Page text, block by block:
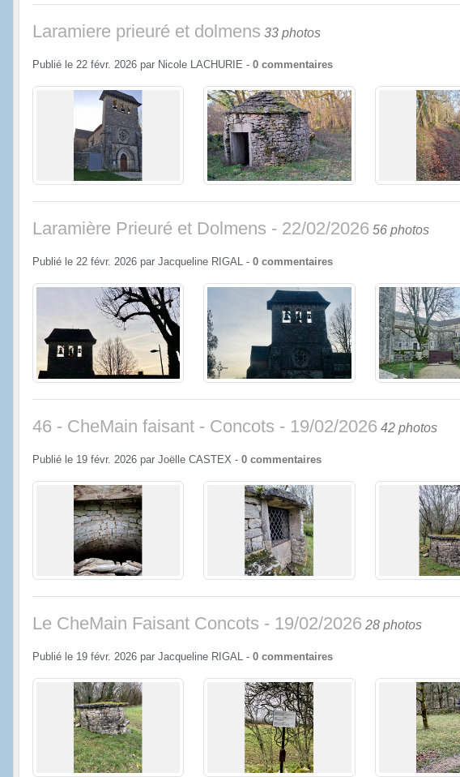
Laramiere prieuré et dolmens 33 photos
Publié le 22 févr. 2026 par Nicole LACHURIE - 0 commentaires
Laramière Prieuré et Dolmens - 22/02/2026 56 photos
Publié le 22 févr. 2026 par Jacqueline RIGAL - 0 commentaires
46 - CheMain faisant - Concots - 19/02/2026 42 photos
Publié le 19 févr. 2026 par Joëlle CASTEX - 0 commentaires
Le CheMain Faisant Concots - 19/02/2026 28 photos
Publié le 19 févr. 2026 par Jacqueline RIGAL - 0 commentaires